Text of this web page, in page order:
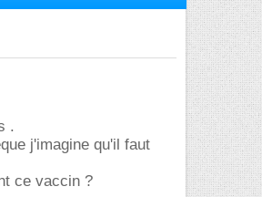
.
j'imagine qu'il faut
ce vaccin ?